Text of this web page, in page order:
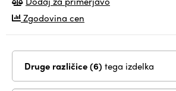
Zgodovina cen
Druge različice (6) tega izdelka